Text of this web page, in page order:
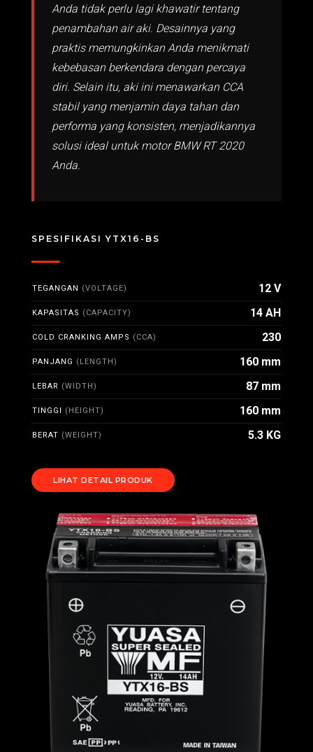
Anda tidak perlu lagi khawatir tentang
penambahan air aki. Desainnya yang
praktis memungkinkan Anda menikmati
kebebasan berkendara dengan percaya
diri. Selain itu, aki ini menawarkan CCA
stabil yang menjamin daya tahan dan
performa yang konsisten, menjadikannya
solusi ideal untuk motor BMW RT 2020
Anda.
SPESIFIKASI YTX16-BS
TEGANGAN (VOLTAGE) 12 V
KAPASITAS (CAPACITY) 14 AH
COLD CRANKING AMPS (CCA) 230
PANJANG (LENGTH) 160 mm
LEBAR (WIDTH) 87 mm
TINGGI (HEIGHT) 160 mm
BERAT (WEIGHT) 5.3 KG
LIHAT DETAIL PRODUK